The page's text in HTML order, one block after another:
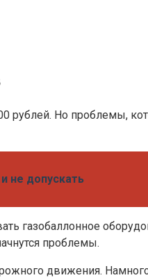
Но проблемы,
не допускать
газобаллонное
проблемы.
движения.